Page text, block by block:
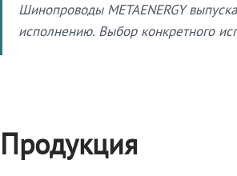
Шинопроводы METAENERGY
исполнению. Выбор конкретного
Продукция